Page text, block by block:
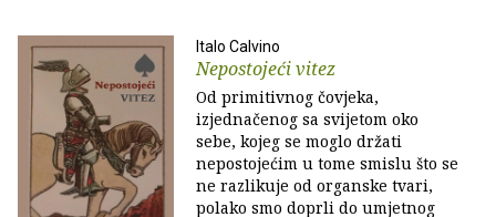
Italo Calvino
Nepostojeći vitez
Od primitivnog čovjeka,
izjednačenog sa svijetom oko
sebe, kojeg se moglo držati
nepostojećim u tome smislu što se
ne razlikuje od organske tvari,
polako smo doprli do umjetnog